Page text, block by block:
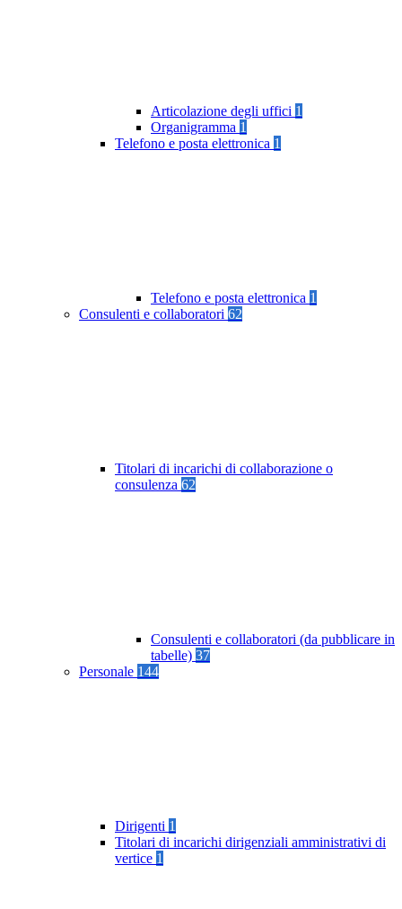
Articolazione degli uffici 1
Organigramma 1
Telefono e posta elettronica 1
Telefono e posta elettronica 1
Consulenti e collaboratori 62
Titolari di incarichi di collaborazione o
consulenza 62
Consulenti e collaboratori (da pubblicare in
tabelle) 37
Personale 144
Dirigenti 1
Titolari di incarichi dirigenziali amministrativi di
vertice 1